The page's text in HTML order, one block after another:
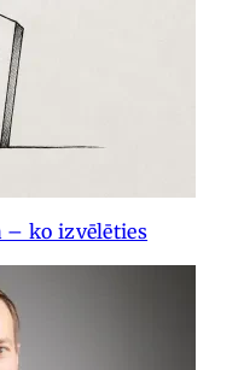
– ko izvēlēties